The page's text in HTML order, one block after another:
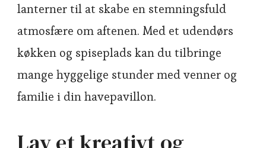
lanterner til at skabe en stemningsfuld
atmosfære om aftenen. Med et udendørs
køkken og spiseplads kan du tilbringe
mange hyggelige stunder med venner og
familie i din havepavillon.
Lav et kreativt og